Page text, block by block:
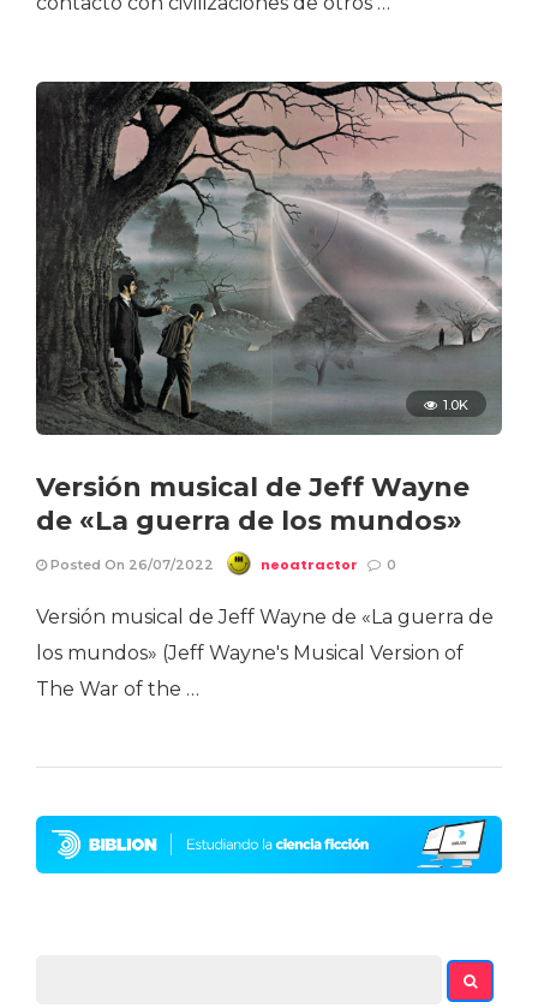
1.0K
Versión musical de Jeff Wayne
de «La guerra de los mundos»
Posted On 26/07/2022 neoatractor 0
Versión musical de Jeff Wayne de «La guerra de
los mundos» (Jeff Wayne's Musical Version of
The War of the …